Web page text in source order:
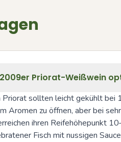
Priorat-Weißwein
sollten leicht gekühlt bei
Aromen zu öffnen, aber bei
ihren Reifehöhepunkt
Fisch mit nussigen